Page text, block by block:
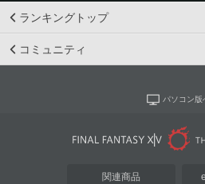
ランキングトップ
コミュニティ
パソコン版
関連商品